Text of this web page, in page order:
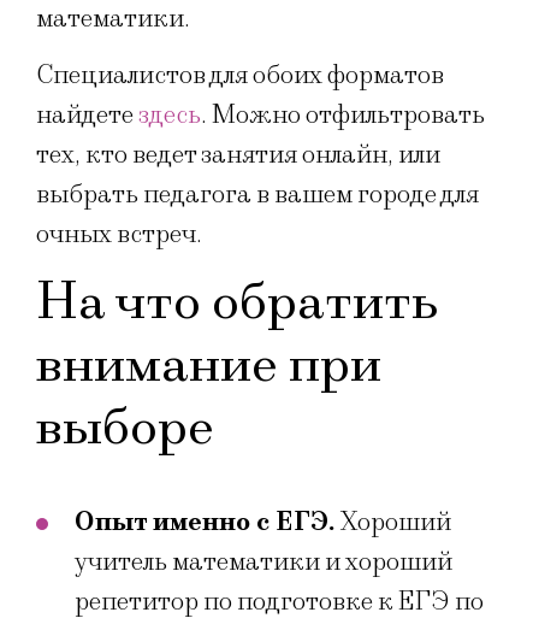
математики.
Специалистов для обоих форматов
найдетездесь. Можно отфильтровать
тех, кто ведет занятия онлайн, или
выбрать педагога в вашем городе для
очных встреч.
На что обратить
внимание при
выборе
Опыт именно с ЕГЭ.Хороший
учитель математики и хороший
репетитор по подготовке к ЕГЭ по